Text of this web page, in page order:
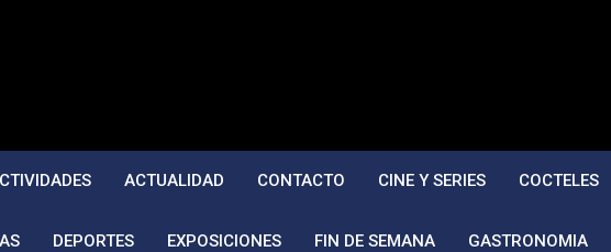
ACTUALIDAD CONTACTO CINE Y SERIES COCTELES
DEPORTES EXPOSICIONES FIN DE SEMANA GASTRONOMIA